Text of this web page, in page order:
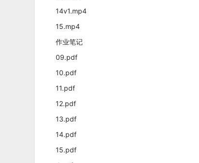
14v1.mp4
15.mp4
作业笔记
09.pdf
10.pdf
11.pdf
12.pdf
13.pdf
14.pdf
15.pdf